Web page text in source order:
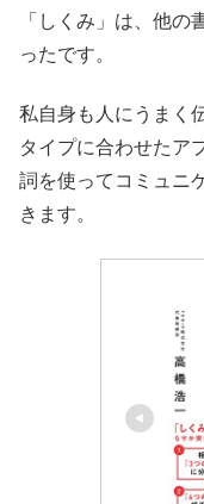
「しくみ」は、他
ったです。
私自身も人にうまく
タイプに合わせたア
詞を使ってコミュニ
きます。